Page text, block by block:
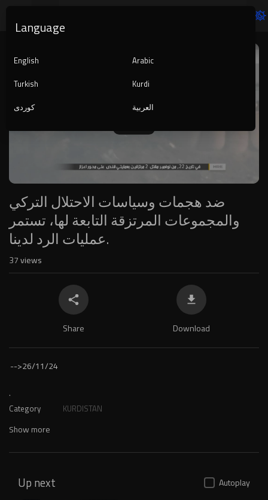
Player
ضد هجمات وسياسات الاحتلال التركي
والمجموعات المرتزقة التابعة لها، تستمر
عمليات الرد لدينا.
37views
Share Download
-->26/11/24
.
Category KURDISTAN
Show more
Up next Autoplay
Language
English
Arabic
Turkish
Kurdi
کوردی
العربية